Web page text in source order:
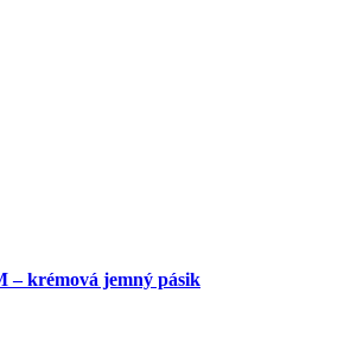
– krémová jemný pásik